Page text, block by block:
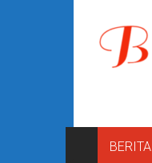
konten
BERITA